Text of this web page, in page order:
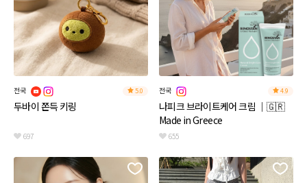
전국 5.0
두바이 쫀득 키링
697
전국 4.9
나피크 브라이트케어 크림 ｜🇬🇷
Made in Greece
655